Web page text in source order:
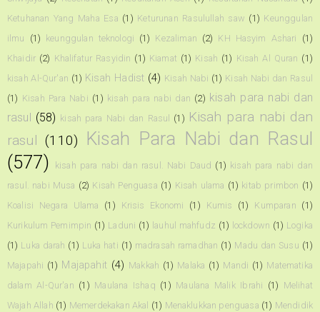
Ketuhanan Yang Maha Esa (1) Keturunan Rasulullah saw (1) Keunggulan
ilmu
(1) keunggulan teknologi (1) Kezaliman (2) KH Hasyim Ashari
(1)
Khaidir (2) Khalifatur Rasyidin (1) Kiamat (1) Kisah (1) Kisah Al Quran (1)
kisah Al-Qur'an (1) Kisah Hadist (4) Kisah Nabi (1) Kisah Nabi dan Rasul
(1) Kisah Para Nabi (1) kisah para nabi dan (2) kisah para nabi dan
rasul
(58) kisah para Nabi dan Rasul (1) Kisah para nabi dan
rasul (110)
Kisah Para Nabi dan Rasul
(577)
kisah para nabi dan rasul. Nabi Daud (1) kisah para nabi dan
rasul. nabi Musa (2) Kisah Penguasa (1) Kisah ulama (1) kitab primbon (1)
Koalisi Negara Ulama
(1) Krisis Ekonomi (1) Kumis (1) Kumparan (1)
Kurikulum Pemimpin (1) Laduni (1) lauhul mahfudz (1) lockdown (1) Logika
(1) Luka darah (1) Luka hati (1) madrasah ramadhan (1) Madu dan Susu (1)
Majapahi (1) Majapahit (4) Makkah (1) Malaka (1) Mandi (1) Matematika
dalam Al-Qur'an (1) Maulana Ishaq (1) Maulana Malik Ibrahi (1) Melihat
Wajah Allah (1) Memerdekakan Akal (1) Menaklukkan penguasa (1) Mendidik